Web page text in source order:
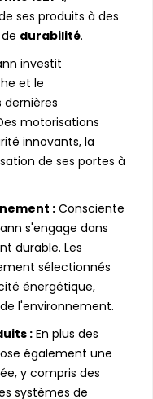
ses produits à des
durabilité.
investit
et le
motorisations
innovants, la
de ses portes à
: Consciente
s'engage dans
durable. Les
sélectionnés
énergétique,
l'environnement.
: En plus des
également une
y compris des
systèmes de